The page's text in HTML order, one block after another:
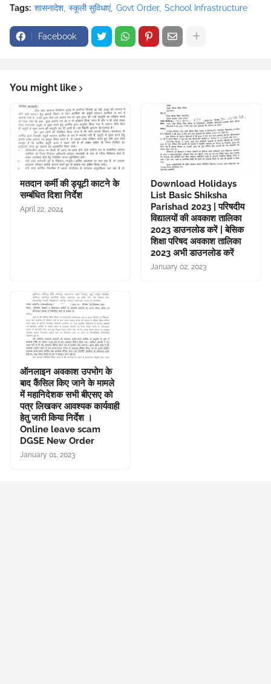
Tags: शासनादेश स्कूली सुविधाएं Govt Order School Infrastructure
Facebook
You might like
मतदान कर्मी की ड्यूटी काटने के
सम्बंधित दिशा निर्देश
April 22, 2024
Download Holidays
List Basic Shiksha
Parishad 2023 | परिषदीय
विद्यालयों की अवकाश तालिका
2023 डाउनलोड करें | बेसिक
शिक्षा परिषद अवकाश तालिका
2023 अभी डाउनलोड करें
January 02, 2023
ऑनलाइन अवकाश उपभोग के
बाद कैंसिल किए जाने के मामले
में महानिदेशक सभी बीएसए को
पत्र लिखकर आवश्यक कार्यवाही
हेतु जारी किया निर्देश ।
Online leave scam
DGSE New Order
January 01, 2023